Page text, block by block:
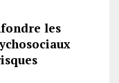
les